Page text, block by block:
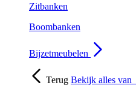
Zitbanken
Boombanken
Bijzetmeubelen
Terug Bekijk alles van